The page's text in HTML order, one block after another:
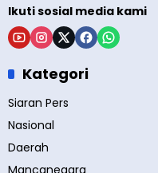
Ikuti sosial media kami
Kategori
Siaran Pers
Nasional
Daerah
Mancanegara